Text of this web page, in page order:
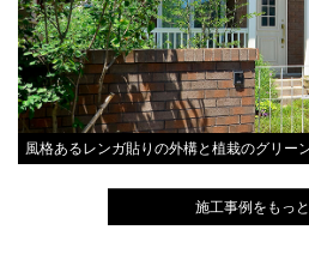
風格あるレンガ貼りの外構と植栽のグリー
施工事例をもっ